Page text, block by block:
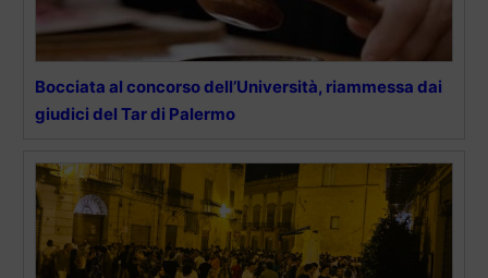
Bocciata al concorso dell’Università, riammessa dai
giudici del Tar di Palermo